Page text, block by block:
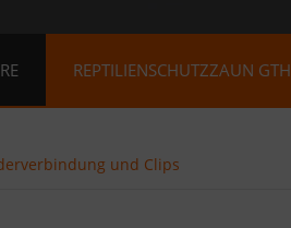
REPTILIENSCHUTZZAUN GTH
und Clips